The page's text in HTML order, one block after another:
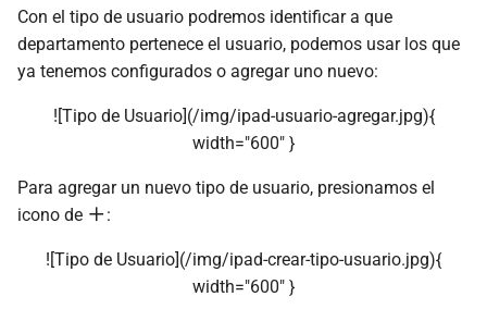
Con el tipo de usuario podremos identificar a que
departamento pertenece el usuario, podemos usar los que
ya tenemos configurados o agregar uno nuevo:
![Tipo de Usuario](/img/ipad-usuario-agregar.jpg){
width="600" }
Para agregar un nuevo tipo de usuario, presionamos el
icono de
:
![Tipo de Usuario](/img/ipad-crear-tipo-usuario.jpg){
width="600" }